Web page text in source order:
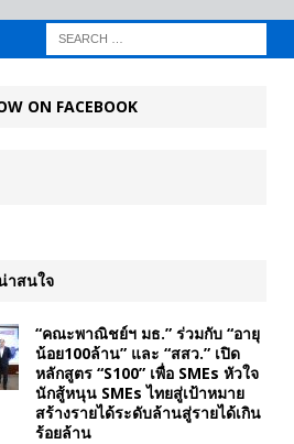
ON FACEBOOK
าสนใจ
“คณะพาณิชย์ฯ มธ.” ร่วมกับ “อายุ
น้อย100ล้าน” และ “สสว.” เปิด
หลักสูตร “S100” เพื่อ SMEs หัวใจ
นักสู้หนุน SMEs ไทยสู่เป้าหมาย
สร้างรายได้ระดับล้านสู่รายได้เกิน
ร้อยล้าน